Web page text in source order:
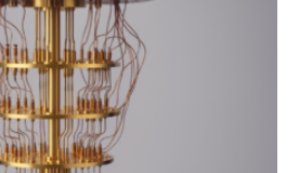
die dieses Jahr 100
weshalb die UNESCO 2025 zum
Quantenwissenschaft und -
hat. Doch nun hat eine
um den